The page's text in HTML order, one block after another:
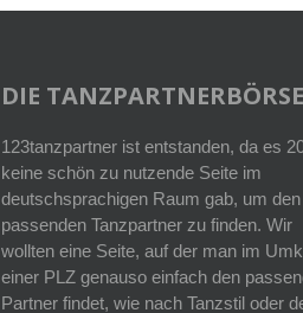
DIE TANZPARTNERBÖRSE
123tanzpartner ist entstanden, da es
keine schön zu nutzende Seite im
deutschsprachigen Raum gab, um den
passenden Tanzpartner zu finden. Wir
wollten eine Seite, auf der man im
einer PLZ genauso einfach den
Partner findet, wie nach Tanzstil oder